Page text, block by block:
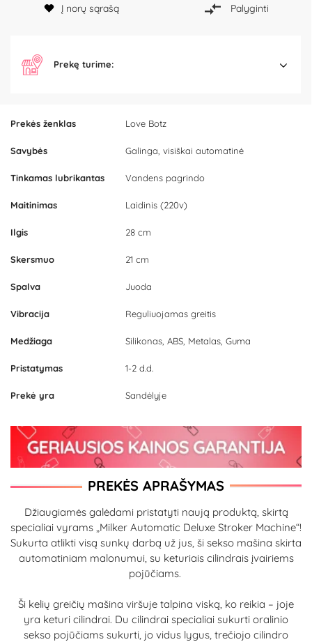
Prekės ženklas Love Botz
Savybės Galinga, visiškai automatinė
Tinkamas lubrikantas Vandens pagrindo
Maitinimas Laidinis (220v)
Ilgis 28 cm
Skersmuo 21 cm
Spalva Juoda
Vibracija Reguliuojamas greitis
Medžiaga Silikonas, ABS, Metalas, Guma
Pristatymas 1-2 d.d.
Prekė yra Sandėlyje
Į norų sąrašą Palyginti
Prekę turime:
PREKĖS APRAŠYMAS
Džiaugiamės galėdami pristatyti naują produktą, skirtą
specialiai vyrams „Milker Automatic Deluxe Stroker Machine“!
Sukurta atlikti visą sunkų darbą už jus, ši sekso mašina skirta
automatiniam malonumui, su keturiais cilindrais įvairiems
pojūčiams.
Ši kelių greičių mašina viršuje talpina viską, ko reikia – joje
yra keturi cilindrai. Du cilindrai specialiai sukurti oralinio
sekso pojūčiams sukurti, jo vidus lygus, trečiojo cilindro